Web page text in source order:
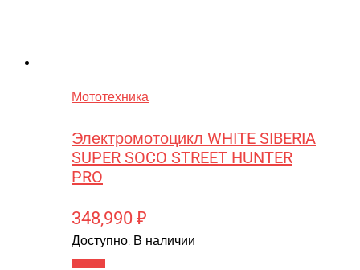
Мототехника
Электромотоцикл WHITE SIBERIA
SUPER SOCO STREET HUNTER
PRO
348,990 ₽
Доступно: В наличии